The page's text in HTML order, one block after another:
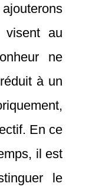
visent au
ne
à un
En ce
il est
le